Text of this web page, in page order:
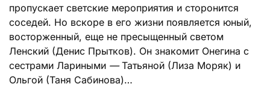
пропускает светские мероприятия и сторонится
соседей. Но вскоре в его жизни появляется юный,
восторженный, еще не пресыщенный светом
Ленский (Денис Прытков). Он знакомит Онегина с
сестрами Лариными —Татьяной (Лиза Моряк) и
Ольгой (Таня Сабинова)…